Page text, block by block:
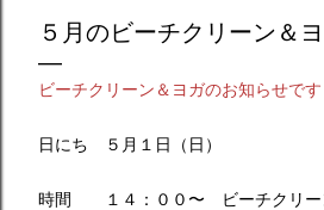
５月のビーチクリーン＆
ビーチクリーン＆ヨガのお知らせです
日にち ５月１日（日）
時間 １４：００〜 ビーチクリー